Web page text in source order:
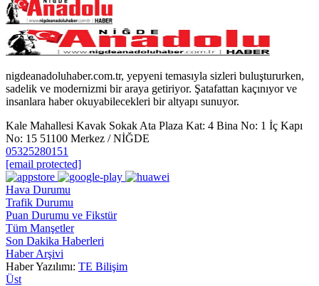
nigdeanadoluhaber.com.tr, yepyeni temasıyla sizleri buluştururken,
sadelik ve modernizmi bir araya getiriyor. Şatafattan kaçınıyor ve
insanlara haber okuyabilecekleri bir altyapı sunuyor.
Kale Mahallesi Kavak Sokak Ata Plaza Kat: 4 Bina No: 1 İç Kapı
No: 15 51100 Merkez / NİĞDE
05325280151
[email protected]
Hava Durumu
Trafik Durumu
Puan Durumu ve Fikstür
Tüm Manşetler
Son Dakika Haberleri
Haber Arşivi
Haber Yazılımı: TE Bilişim
Üst